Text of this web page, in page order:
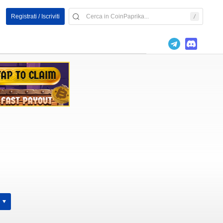
Registrati / Iscriviti